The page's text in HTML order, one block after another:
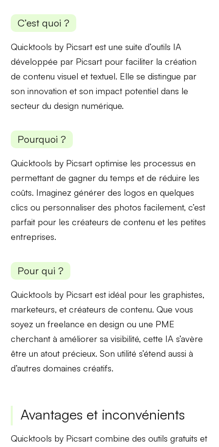
C’est quoi ?
Quicktools by Picsart est une suite d’outils IA
développée par Picsart pourfaciliter la création
de contenu visuel et textuel. Elle se distingue par
son innovation et son impact potentiel dans le
secteur du design numérique.
Pourquoi ?
Quicktools by Picsart optimise les processus en
permettant degagner du temps et de réduire les
coûts. Imaginez générer des logos en quelques
clics ou personnaliser des photos facilement, c’est
parfait pour les créateurs de contenu et les petites
entreprises.
Pour qui ?
Quicktools by Picsart est idéal pour lesgraphistes,
marketeurs, etcréateurs de contenu. Que vous
soyez un freelance en design ou une PME
cherchant à améliorer sa visibilité,cette IA s’avère
être un atout précieux. Son utilité s’étend aussi à
d’autres domaines créatifs.
Avantages et inconvénients
Quicktools by Picsart combine desoutils gratuits et